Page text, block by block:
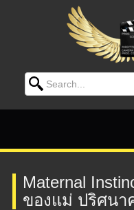
Search for:
Maternal
ของแม่ ปริศนา